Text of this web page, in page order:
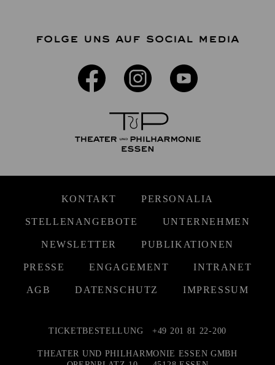
FOLGE UNS AUF SOCIAL MEDIA
KONTAKT PERSONALIA
STELLENANGEBOTE UNTERNEHMEN
NEWSLETTER PUBLIKATIONEN
PRESSE ENGAGEMENT INTRANET
AGB DATENSCHUTZ IMPRESSUM
TICKETBESTELLUNG +49 201 81 22-200
THEATER UND PHILHARMONIE ESSEN GMBH